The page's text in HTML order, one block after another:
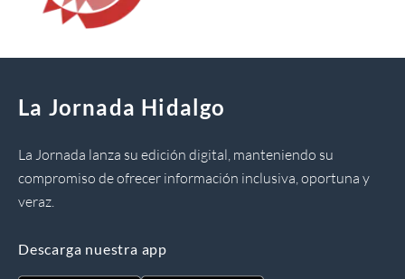
La Jornada Hidalgo
La Jornada lanza su edición digital, manteniendo su
compromiso de ofrecer información inclusiva, oportuna y
veraz.
Descarga nuestra app